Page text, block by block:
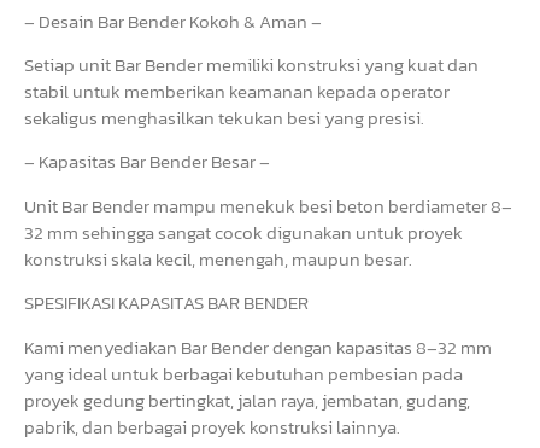
– Desain Bar Bender Kokoh & Aman –
Setiap unit Bar Bender memiliki konstruksi yang kuat dan
stabil untuk memberikan keamanan kepada operator
sekaligus menghasilkan tekukan besi yang presisi.
– Kapasitas Bar Bender Besar –
Unit Bar Bender mampu menekuk besi beton berdiameter 8–
32 mm sehingga sangat cocok digunakan untuk proyek
konstruksi skala kecil, menengah, maupun besar.
SPESIFIKASI KAPASITAS BAR BENDER
Kami menyediakan Bar Bender dengan kapasitas 8–32 mm
yang ideal untuk berbagai kebutuhan pembesian pada
proyek gedung bertingkat, jalan raya, jembatan, gudang,
pabrik, dan berbagai proyek konstruksi lainnya.